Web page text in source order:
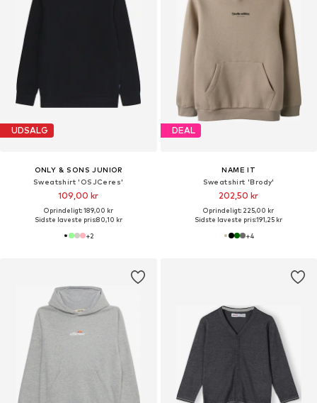
UDSALG
ONLY & SONS JUNIOR
Sweatshirt 'OSJCeres'
109,00 kr
Oprindeligt: 189,00 kr
Sidste laveste pris:80,10 kr
+2
DEAL
NAME IT
Sweatshirt 'Brody'
202,50 kr
Oprindeligt: 225,00 kr
Sidste laveste pris:191,25 kr
+4